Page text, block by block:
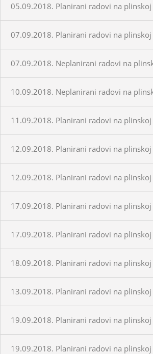
05.09.2018. Planirani radovi na
07.09.2018. Planirani radovi na
07.09.2018. Neplanirani radovi na
10.09.2018. Neplanirani radovi na
11.09.2018. Planirani radovi na
12.09.2018. Planirani radovi na
12.09.2018. Planirani radovi na
17.09.2018. Planirani radovi na plinskoj
17.09.2018. Planirani radovi na plinskoj
18.09.2018. Planirani radovi na
13.09.2018. Planirani radovi na
19.09.2018. Planirani radovi na plinskoj
19.09.2018. Planirani radovi na